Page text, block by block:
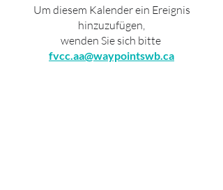
Um diesem Kalender ein Ereignis
hinzuzufügen,
wenden Sie sich bitte
fvcc.aa@waypointswb.ca